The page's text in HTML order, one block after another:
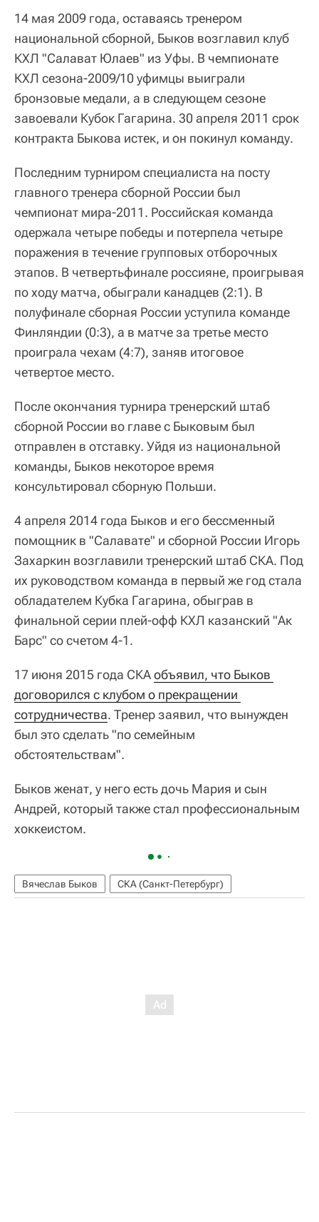
14 мая 2009 года, оставаясь тренером
национальной сборной, Быков возглавил клуб
КХЛ "Салават Юлаев" из Уфы. В чемпионате
КХЛ сезона-2009/10 уфимцы выиграли
бронзовые медали, а в следующем сезоне
завоевали Кубок Гагарина. 30 апреля 2011 срок
контракта Быкова истек, и он покинул команду.
Последним турниром специалиста на посту
главного тренера сборной России был
чемпионат мира-2011. Российская команда
одержала четыре победы и потерпела четыре
поражения в течение групповых отборочных
этапов. В четвертьфинале россияне, проигрывая
по ходу матча, обыграли канадцев (2:1). В
полуфинале сборная России уступила команде
Финляндии (0:3), а в матче за третье место
проиграла чехам (4:7), заняв итоговое
четвертое место.
После окончания турнира тренерский штаб
сборной России во главе с Быковым был
отправлен в отставку. Уйдя из национальной
команды, Быков некоторое время
консультировал сборную Польши.
4 апреля 2014 года Быков и его бессменный
помощник в "Салавате" и сборной России Игорь
Захаркин возглавили тренерский штаб СКА. Под
их руководством команда в первый же год стала
обладателем Кубка Гагарина, обыграв в
финальной серии плей-офф КХЛ казанский "Ак
Барс" со счетом 4-1.
17 июня 2015 года СКАобъявил, что Быков
договорился с клубом о прекращении
сотрудничества. Тренер заявил, что вынужден
был это сделать "по семейным
обстоятельствам".
Быков женат, у него есть дочь Мария и сын
Андрей, который также стал профессиональным
хоккеистом.
Вячеслав Быков СКА (Санкт-Петербург)